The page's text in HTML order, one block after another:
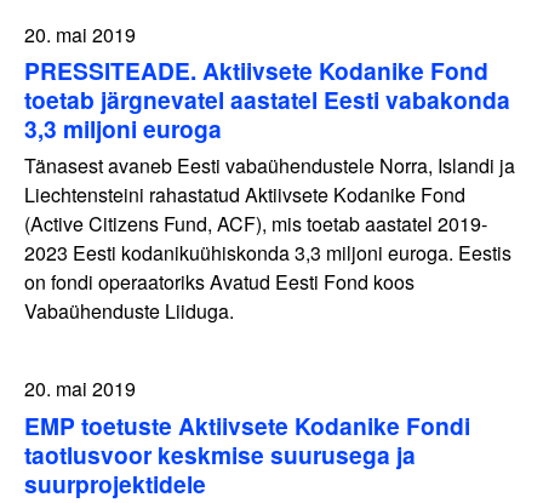
20. mai 2019
PRESSITEADE. Aktiivsete Kodanike Fond
toetab järgnevatel aastatel Eesti vabakonda
3,3 miljoni euroga
Tänasest avaneb Eesti vabaühendustele Norra, Islandi ja
Liechtensteini rahastatud Aktiivsete Kodanike Fond
(Active Citizens Fund, ACF), mis toetab aastatel 2019-
2023 Eesti kodanikuühiskonda 3,3 miljoni euroga. Eestis
on fondi operaatoriks Avatud Eesti Fond koos
Vabaühenduste Liiduga.
20. mai 2019
EMP toetuste Aktiivsete Kodanike Fondi
taotlusvoor keskmise suurusega ja
suurprojektidele